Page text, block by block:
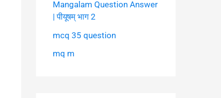
Mangalam Question Answer
| पीयूषम् भाग 2
mcq 35 question
mq m